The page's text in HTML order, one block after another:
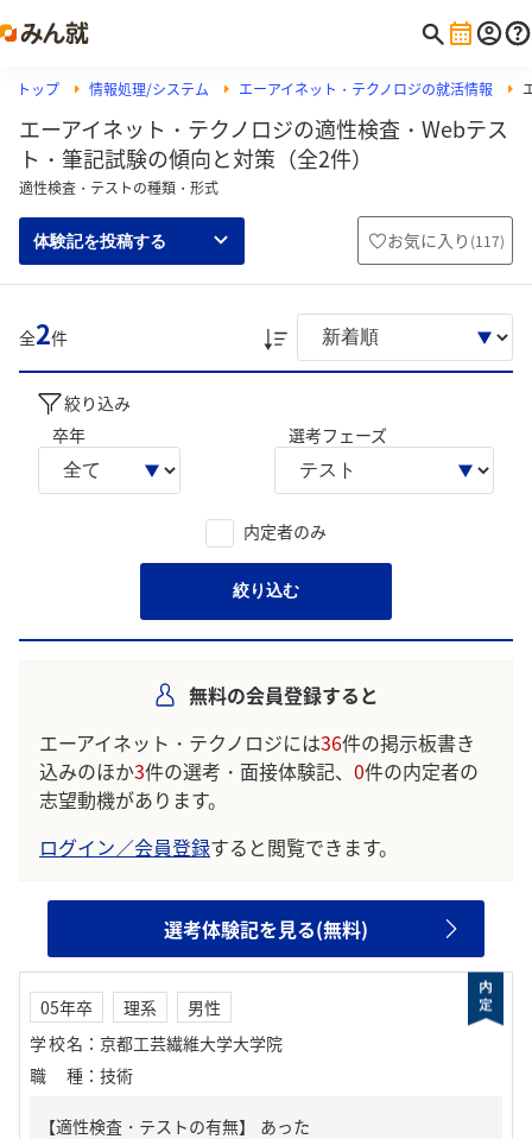
トップ 情報処理/システム エーアイネット・テクノロジの就活情報
エーアイネット・テクノロジの適性検査・Webテス
ト・筆記試験の傾向と対策（全2件）
適性検査・テストの種類・形式
体験記を投稿する お気に入り (117)
全2件
絞り込み
卒年
選考フェーズ
内定者のみ
絞り込む
無料の会員登録すると
エーアイネット・テクノロジには36件の掲示板書き
込みのほか3件の選考・面接体験記、 0件の内定者の
志望動機があります。
ログイン／会員登録すると閲覧できます。
選考体験記を見る(無料)
05年卒 理系
男性
学校名 ： 京都工芸繊維大学大学院
職種 ： 技術
【適性検査・テストの有無】 あった